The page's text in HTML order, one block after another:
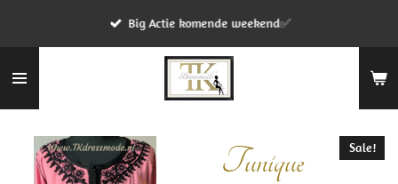
de
Big Actie komende weekend✅
Tunique Sale!